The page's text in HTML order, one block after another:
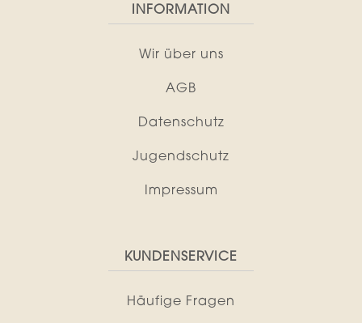
INFORMATION
Wir über uns
AGB
Datenschutz
Jugendschutz
Impressum
KUNDENSERVICE
Häufige Fragen